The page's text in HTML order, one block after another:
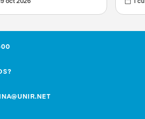
oct 2026 1